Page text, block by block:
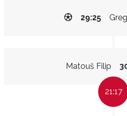
29:25
Matouš Filip
21:17